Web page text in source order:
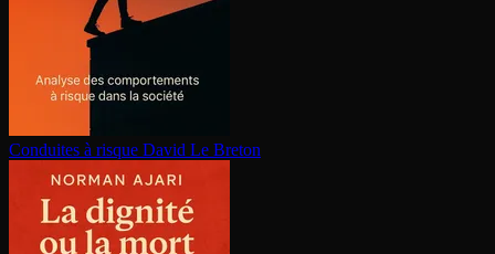
Conduites à risque David Le Breton